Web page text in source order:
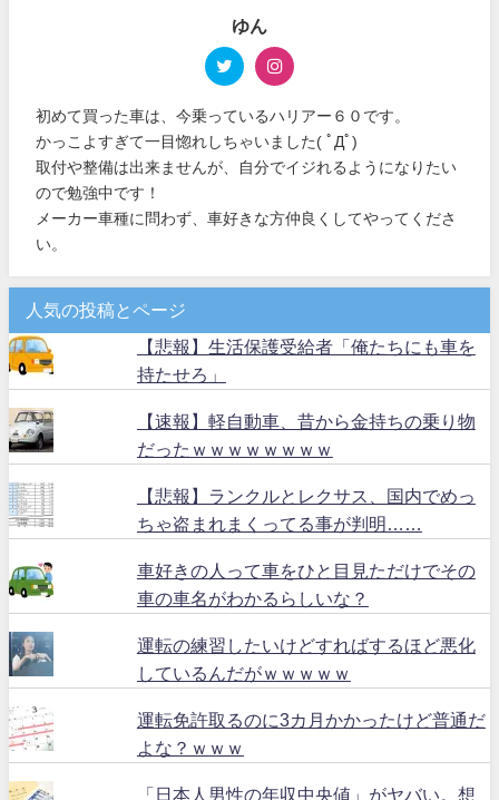
ゆん
初めて買った車は、今乗っているハリアー６０です。
かっこよすぎて一目惚れしちゃいました( ﾟДﾟ)
取付や整備は出来ませんが、自分でイジれるようになりたい
ので勉強中です！
メーカー車種に問わず、車好きな方仲良くしてやってくださ
い。
人気の投稿とページ
【悲報】生活保護受給者「俺たちにも車を
持たせろ」
【速報】軽自動車、昔から金持ちの乗り物
だったｗｗｗｗｗｗｗｗ
【悲報】ランクルとレクサス、国内でめっ
ちゃ盗まれまくってる事が判明……
車好きの人って車をひと目見ただけでその
車の車名がわかるらしいな？
運転の練習したいけどすればするほど悪化
しているんだがｗｗｗｗｗ
運転免許取るのに3カ月かかったけど普通だ
よな？ｗｗｗ
「日本人男性の年収中央値」がヤバい。想